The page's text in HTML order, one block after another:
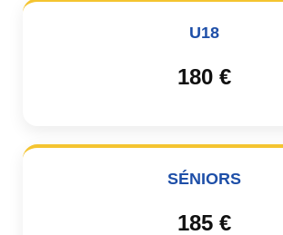
U18
180 €
SÉNIORS
185 €